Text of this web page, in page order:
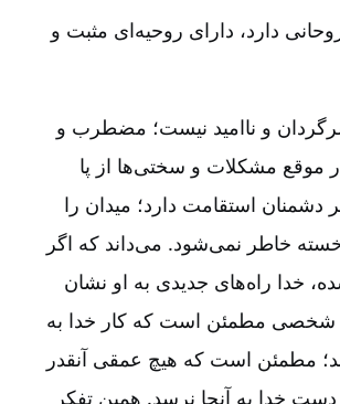
دارد، دارای روحیه‌ای مثبت و
و ناامید نیست‌؛ مضطرب و
موقع مشکلات و سختی‌ها از پا
دشمنان استقامت دارد؛ میدان را
خاطر نمی‌شود. می‌داند که اگر
خدا راه‌های جدیدی به او نشان
شخصی مطمئن است که کار خدا به
مطمئن است که هیچ عمقی آنقدر
خدا به آنجا نرسد. همین تفکر